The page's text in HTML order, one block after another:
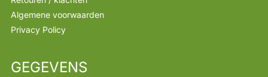
Algemene voorwaarden
Privacy Policy
GEGEVENS